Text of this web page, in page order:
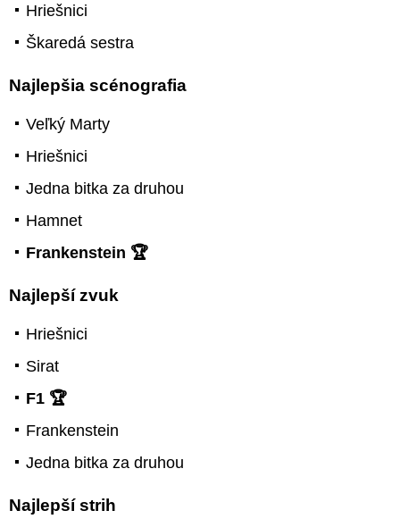
Hriešnici
Škaredá sestra
Najlepšia scénografia
Veľký Marty
Hriešnici
Jedna bitka za druhou
Hamnet
Frankenstein 🏆
Najlepší zvuk
Hriešnici
Sirat
F1 🏆
Frankenstein
Jedna bitka za druhou
Najlepší strih